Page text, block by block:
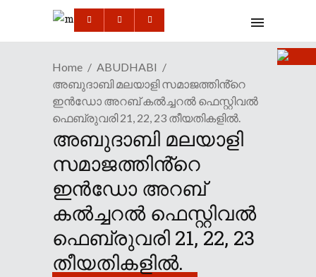
Home
ABUDHABI
അബുദാബി മലയാളി സമാജത്തിൻ്റെ
ഇൻഡോ അറബ് കൽച്ചറൽ ഫെസ്റ്റിവൽ
ഫെബ്രുവരി 21, 22, 23 തീയതികളിൽ.
അബുദാബി മലയാളി
സമാജത്തിൻ്റെ
ഇൻഡോ അറബ്
കൽച്ചറൽ ഫെസ്റ്റിവൽ
ഫെബ്രുവരി 21, 22, 23
തീയതികളിൽ.